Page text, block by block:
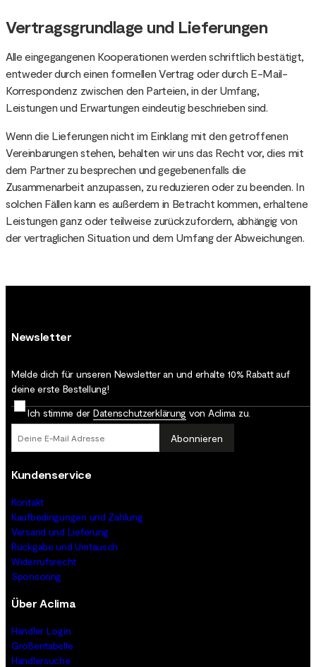
Vertragsgrundlage und Lieferungen
Alle eingegangenen Kooperationen werden schriftlich bestätigt,
entweder durch einen formellen Vertrag oder durch E-Mail-
Korrespondenz zwischen den Parteien, in der Umfang,
Leistungen und Erwartungen eindeutig beschrieben sind.
Wenn die Lieferungen nicht im Einklang mit den getroffenen
Vereinbarungen stehen, behalten wir uns das Recht vor, dies mit
dem Partner zu besprechen und gegebenenfalls die
Zusammenarbeit anzupassen, zu reduzieren oder zu beenden. In
solchen Fällen kann es außerdem in Betracht kommen, erhaltene
Leistungen ganz oder teilweise zurückzufordern, abhängig von
der vertraglichen Situation und dem Umfang der Abweichungen.
Newsletter
Melde dich für unseren Newsletter an und erhalte 10% Rabatt auf
deine erste Bestellung!
Ich stimme der Datenschutz­erklärung von Aclima zu.
Abonnieren
Kundenservice
Kontakt
Kaufbedingungen und Zahlung
Versand und Lieferung
Rückgabe und Umtausch
Widerrufsrecht
Sponsoring
Über Aclima
Händler Login
Größentabelle
Händlersuche